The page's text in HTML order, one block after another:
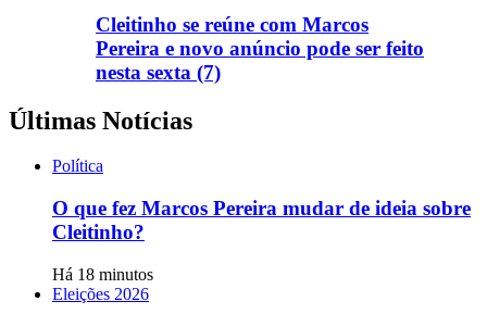
Cleitinho se reúne com Marcos
Pereira e novo anúncio pode ser feito
nesta sexta (7)
Últimas Notícias
Política
O que fez Marcos Pereira mudar de ideia sobre
Cleitinho?
Há 18 minutos
Eleições 2026